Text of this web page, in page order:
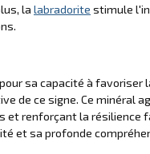
la labradorite stimule
sa capacité à
de ce signe. Ce minéral
renforçant la résilience
et sa profonde